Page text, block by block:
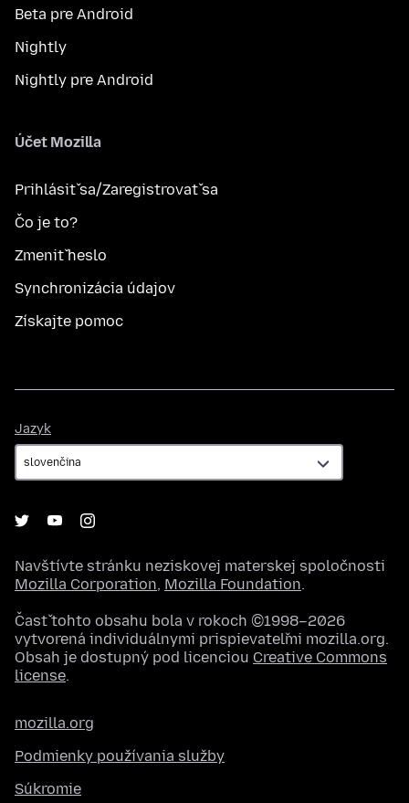
Beta pre Android
Nightly
Nightly pre Android
Účet Mozilla
Prihlásiť sa/Zaregistrovať sa
Čo je to?
Zmeniť heslo
Synchronizácia údajov
Získajte pomoc
Jazyk
Navštívte stránku neziskovej materskej spoločnosti
Mozilla Corporation, Mozilla Foundation.
Časť tohto obsahu bola v rokoch ©1998–2026
vytvorená individuálnymi prispievateľmi mozilla.org.
Obsah je dostupný pod licenciou Creative Commons
license.
mozilla.org
Podmienky používania služby
Súkromie